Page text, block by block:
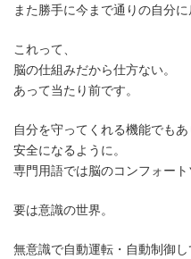
また勝手に今まで通りの自分に
これって、
脳の仕組みだから仕方ない。
あって当たり前です。
自分を守ってくれる機能でもあ
安全になるように。
専門用語では脳のコンフォー
要は意識の世界。
無意識で自動運転・自動制御し